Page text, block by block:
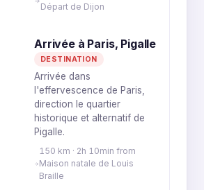
Départ de Dijon
Arrivée à Paris, Pigalle
DESTINATION
Arrivée dans
l'effervescence de Paris,
direction le quartier
historique et alternatif de
Pigalle.
150 km · 2h 10min from
Maison natale de Louis
Braille